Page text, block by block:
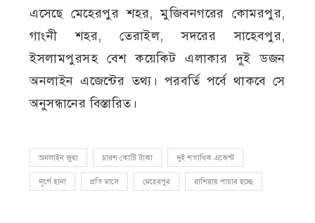
এসেছে মেহেরপুর শহর, মুজিবনগরের কোমরপুর,
গাংনী শহর, তেরাইল, সদরের সাহেবপুর,
ইসলামপুরসহ বেশ কয়েকিট এলাকার দুই ডজন
অনলাইন এজেন্টের তথ্য। পরবর্তি পর্বে থাকবে সে
অনুসন্ধানের বিস্তারিত।
অনলাইন জুয়া চারশ কোটি টাকা দুই শতাধিক এজেন্ট
দূর্গে হানা প্রতি মাসে মেহেরপুর রাশিয়ায় পাচার হচ্ছে